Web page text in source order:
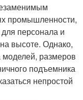
промышленности,
персонала и
высоте. Однако,
моделей, размеров
подъемника
непростой